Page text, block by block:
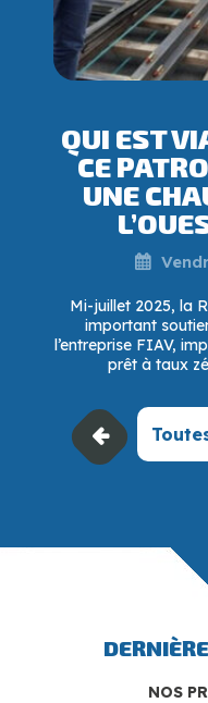
QUI EST
CE
UNE
Mi-juillet 2025, la
important
l’entreprise FIAV,
prêt à taux
NOS